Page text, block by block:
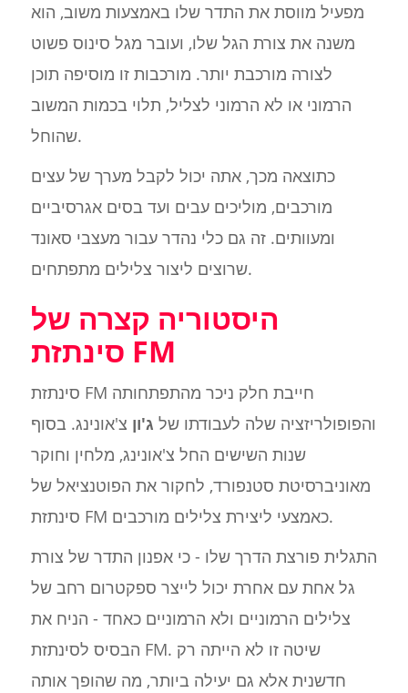
מפעיל מווסת את התדר שלו באמצעות משוב, הוא
משנה את צורת הגל שלו, ועובר מגל סינוס פשוט
לצורה מורכבת יותר. מורכבות זו מוסיפה תוכן
הרמוני או לא הרמוני לצליל, תלוי בכמות המשוב
שהוחל.
כתוצאה מכך, אתה יכול לקבל מערך של עצים
מורכבים, מוליכים עבים ועד בסים אגרסיביים
ומעוותים. זה גם כלי נהדר עבור מעצבי סאונד
שרוצים ליצור צלילים מתפתחים.
היסטוריה קצרה של
סינתזת FM
סינתזת FM חייבת חלק ניכר מהתפתחותה
והפופולריזציה שלה לעבודתו של ג'ון צ'אונינג. בסוף
שנות השישים החל צ'אונינג, מלחין וחוקר
מאוניברסיטת סטנפורד, לחקור את הפוטנציאל של
סינתזת FM כאמצעי ליצירת צלילים מורכבים.
התגלית פורצת הדרך שלו - כי אפנון התדר של צורת
גל אחת עם אחרת יכול לייצר ספקטרום רחב של
צלילים הרמוניים ולא הרמוניים כאחד - הניח את
הבסיס לסינתזת FM. שיטה זו לא הייתה רק
חדשנית אלא גם יעילה ביותר, מה שהופך אותה